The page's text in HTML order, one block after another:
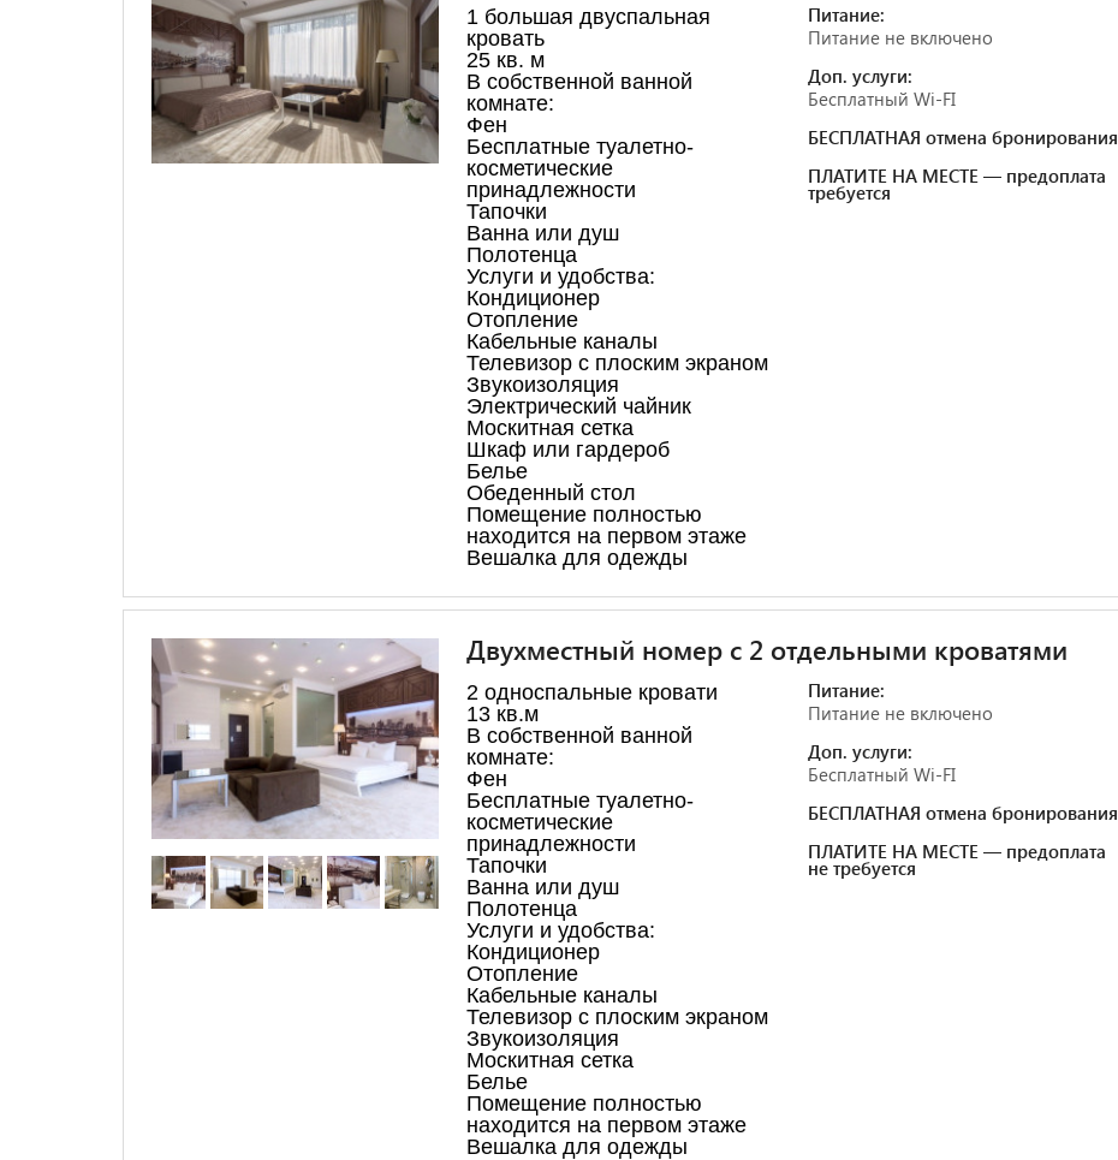
1 большая двуспальная
кровать
25 кв. м
В собственной ванной
комнате:
Фен
Бесплатные туалетно-
косметические
принадлежности
Тапочки
Ванна или душ
Полотенца
Услуги и удобства: ​
Кондиционер
Отопление
Кабельные каналы
Телевизор с плоским экраном
Звукоизоляция
Электрический чайник
Москитная сетка
Шкаф или гардероб
Белье
Обеденный стол
Помещение полностью
находится на первом этаже
Вешалка для одежды
Питание:
Питание не включено
Доп. услуги:
Бесплатный Wi-FI
БЕСПЛАТНАЯ отмена бронирования
ПЛАТИТЕ НА МЕСТЕ — предоплата
требуется
Двухместный номер с 2 отдельными кроватями
2 односпальные кровати
13 кв.м
В собственной ванной
комнате:
Фен
Бесплатные туалетно-
косметические
принадлежности
Тапочки
Ванна или душ
Полотенца
Услуги и удобства: ​
Кондиционер
Отопление
Кабельные каналы
Телевизор с плоским экраном
Звукоизоляция
Москитная сетка
Белье
Помещение полностью
находится на первом этаже
Вешалка для одежды
Питание:
Питание не включено
Доп. услуги:
Бесплатный Wi-FI
БЕСПЛАТНАЯ отмена бронирования
ПЛАТИТЕ НА МЕСТЕ — предоплата
не требуется